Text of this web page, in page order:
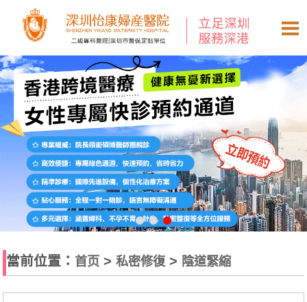
當前位置： 首页 >私密修復 > 陰道緊縮